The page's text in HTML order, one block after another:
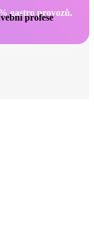
profese
gastro provozů.